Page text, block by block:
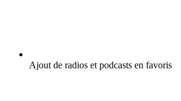
Ajout de radios et podcasts en favoris